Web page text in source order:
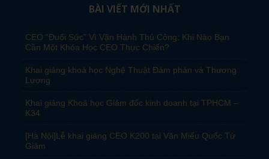
BÀI VIẾT MỚI NHẤT
CEO “Đuối Sức” Vì Vận Hành Thủ Công: Khi Nào Bạn
Cần Một Khóa Học CEO Thực Chiến?
Khai giảng khoá học Nghệ Thuật Đàm phán và Thương
Lượng
Khai giảng Khoá học Giám đốc kinh doanh tại TPHCM –
K34
[Hà Nội]Lễ khai giảng CEO K200 tại Văn Miếu Quốc Tử
Giám